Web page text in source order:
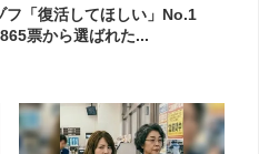
フ「復活してほしい」No.1
票から選ばれた...